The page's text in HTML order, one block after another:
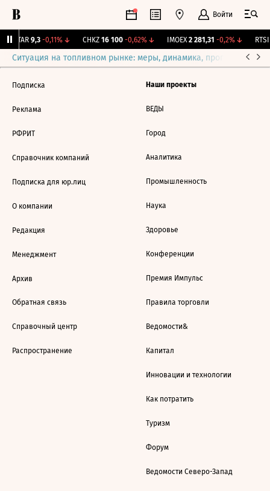
Войти
UTAR 9,3 -0,11%↓ CHKZ 16 100 -0,62%↓ IMOEX 2 281,31 -0,2%↓ RTSI
Ситуация на топливном рынке: меры, динамика, прогнозы
Подписка
Реклама
РФРИТ
Справочник компаний
Подписка для юр.лиц
О компании
Редакция
Менеджмент
Архив
Обратная связь
Справочный центр
Распространение
Наши проекты
ВЕДЫ
Город
Аналитика
Промышленность
Наука
Здоровье
Конференции
Премия Импульс
Правила торговли
Ведомости&
Капитал
Инновации и технологии
Как потратить
Туризм
Форум
Ведомости Северо-Запад